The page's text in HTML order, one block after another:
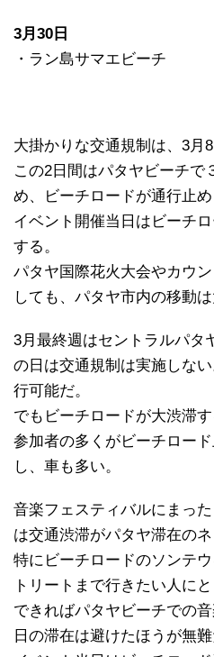
3月30日
・ラン島サマエビーチ
大掛かりな交通規制は、3月
この2日間はパタヤビーチで
め、ビーチロードが通行止め
イベント開催当日はビーチ
する。
パタヤ国際花火大会やカウ
しても、パタヤ市内の移動
3月最終週はセントラルパタ
の日は交通規制は実施しな
行可能だ。
でもビーチロードが大渋滞
参加者の多くがビーチロー
し、車も多い。
音楽フェスティバルにまっ
は交通渋滞がパタヤ滞在のネ
特にビーチロードのソンテ
トリートまで行きたい人に
できればパタヤビーチでの
日の滞在は避けたほうが無難